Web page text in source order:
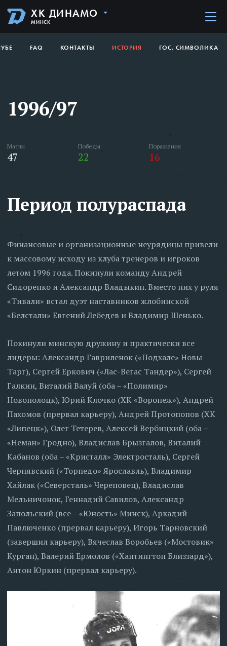
ХК ДИНАМО
МИНСК
FAQ КОНТАКТЫ ИСТОРИЯ ГОС. СИМВОЛИКА
1996/97
Матчи
47
Победы
22
Поражения
16
Период полураспада
Финансовые и организационные неурядицы привели
к массовому исходу из клуба тренеров и игроков
летом 1996 года. Покинули команду Андрей
Сидоренко и Александр Владыкин. Вместо них у руля
«Тивали» встал дуэт наставников жлобинской
«Белстали» Евгений Лебедев и Владимир Шенько.
Покинули минскую дружину и практически все
лидеры: Александр Гавриленок («Подхале» Новы
Тарг), Сергей Еркович («Лас-Вегас Тандер»), Сергей
Галкин, Виталий Валуй (оба – «Полимир»
Новополоцк), Юрий Клочко (ХК «Воронеж»), Андрей
Пахомов (прервал карьеру), Андрей Протопопов (ХК
«Липецк»), Олег Тетерев, Алексей Вербицкий (оба –
«Неман» Гродно), Владислав Брызгалов, Виталий
Кабанов (оба – «Кристалл» Электросталь), Сергей
Чернявский («Торпедо» Ярославль), Владимир
Хайлак («Северсталь» Череповец), Владислав
Мельничонок, Геннадий Савилов, Александр
Запольский (все – «Юность» Минск), Аркадий
Павлюченко (прервал карьеру), Игорь Тарновский
(завершил карьеру), Вячеслав Воробьев («Мостовик»
Курган), Валерий Ермолов («Хантингтон Близзард»),
Антон Юркин (прервал карьеру).